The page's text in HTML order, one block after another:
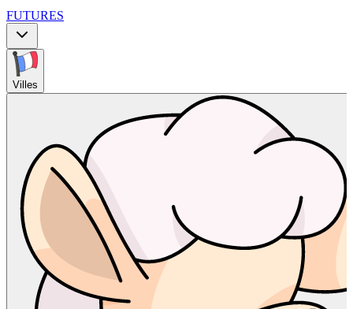
FUTURES
Villes